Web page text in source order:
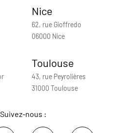
Nice
62, rue Gioffredo
06000 Nice
Toulouse
43, rue Peyrolières
31000 Toulouse
Suivez-nous :